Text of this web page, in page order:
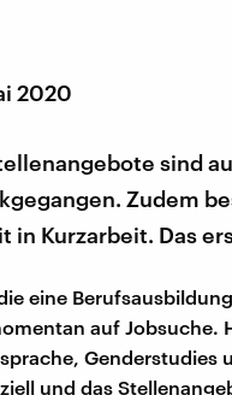
2020
sind
Zudem
in Kurzarbeit. Das
eine
auf Jobsuche.
und das